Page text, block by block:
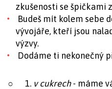
zkušenosti se špičkami
Budeš mít kolem sebe
vývojáře, kteří jsou
výzvy.
Dodáme ti nekonečný
○ 1. v cukrech- máme